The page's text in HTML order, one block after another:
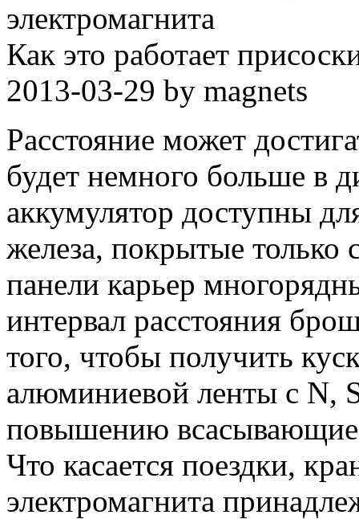
электромагнита
Как это работает
2013-03-29 by magnets
Расстояние может
будет немного больше в
аккумулятор доступны
железа, покрытые только
панели карьер
интервал расстояния
того, чтобы получить
алюминиевой ленты с N,
повышению
Что касается поездки,
электромагнита